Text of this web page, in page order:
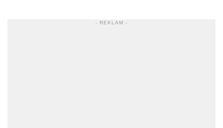
- REKLAM -